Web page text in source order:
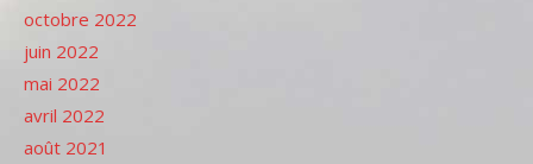
octobre 2022
juin 2022
mai 2022
avril 2022
août 2021